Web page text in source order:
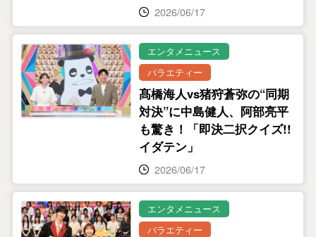
2026/06/17
エンタメニュース
バラエティー
髙橋海人vs猪狩蒼弥の“同期
対決”に中島健人、阿部亮平
も驚き！「即決二択クイズ!!
イダテン」
2026/06/17
エンタメニュース
バラエティー